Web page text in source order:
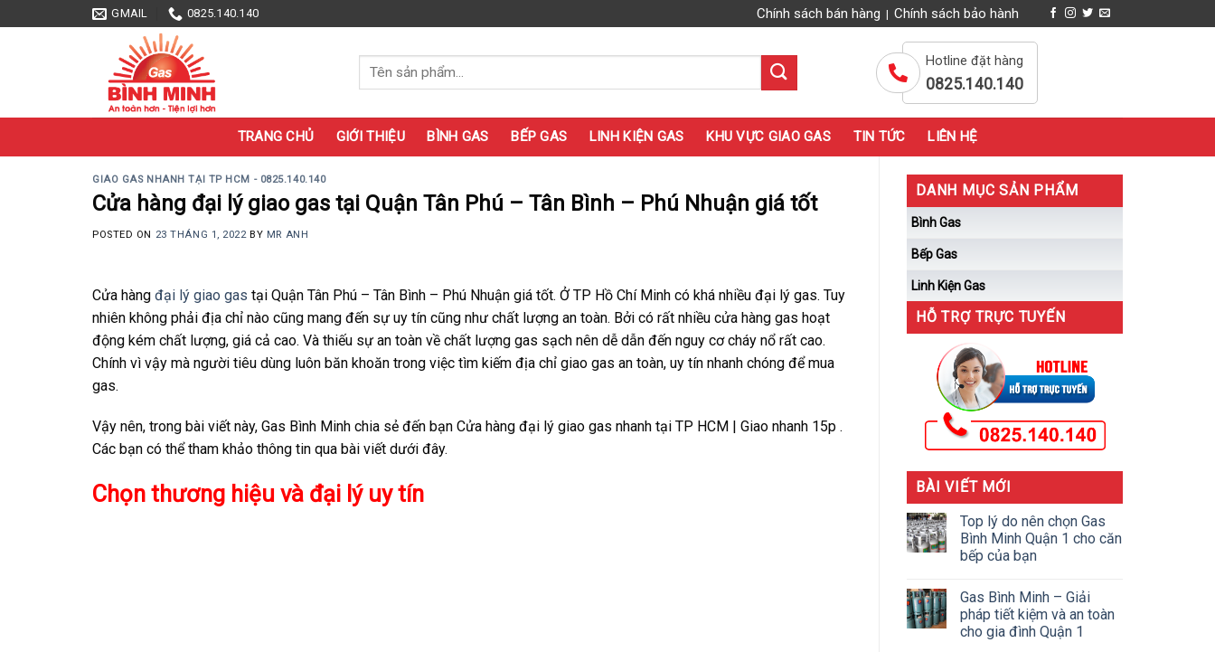
to
GMAIL 0825.140.140 Chính sách bán hàng Chính sách bảo hành
Tìm
kiếm:
Hotline đặt hàng
0825.140.140
TRANG CHỦ GIỚI THIỆU BÌNH GAS BẾP GAS LINH KIỆN GAS KHU VỰC GIAO GAS TIN TỨC LIÊN HỆ
GIAO GAS NHANH TẠI TP HCM - 0825.140.140
Cửa hàng đại lý giao gas tại Quận Tân Phú – Tân Bình – Phú Nhuận giá tốt
POSTED ON 23 THÁNG 1, 2022 BY MR ANH
Cửa hàng đại lý giao gas tại Quận Tân Phú – Tân Bình – Phú Nhuận giá tốt. Ở TP Hồ Chí Minh có khá nhiều đại lý gas. Tuy
nhiên không phải địa chỉ nào cũng mang đến sự uy tín cũng như chất lượng an toàn. Bởi có rất nhiều cửa hàng gas hoạt
động kém chất lượng, giá cả cao. Và thiếu sự an toàn về chất lượng gas sạch nên dễ dẫn đến nguy cơ cháy nổ rất cao.
Chính vì vậy mà người tiêu dùng luôn băn khoăn trong việc tìm kiếm địa chỉ giao gas an toàn, uy tín nhanh chóng để mua
gas.
Vậy nên, trong bài viết này, Gas Bình Minh chia sẻ đến bạn Cửa hàng đại lý giao gas nhanh tại TP HCM | Giao nhanh 15p .
Các bạn có thể tham khảo thông tin qua bài viết dưới đây.
Chọn thương hiệu và đại lý uy tín
DANH MỤC SẢN PHẨM
Bình Gas
Bếp Gas
Linh Kiện Gas
HỖ TRỢ TRỰC TUYẾN
BÀI VIẾT MỚI
Top lý do nên chọn Gas
Bình Minh Quận 1 cho căn
bếp của bạn
Gas Bình Minh – Giải
pháp tiết kiệm và an toàn
cho gia đình Quận 1